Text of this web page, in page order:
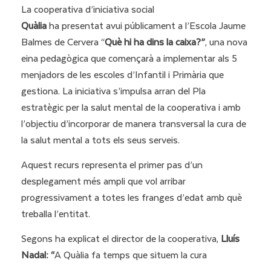
La cooperativa d’iniciativa social
Quàliaha presentat avui públicament a l’Escola Jaume
Balmes de Cervera “Què hi ha dins la caixa?”, una nova
eina pedagògica que començarà a implementar als 5
menjadors de les escoles d’Infantil i Primària que
gestiona. La iniciativa s’impulsa arran del Pla
estratègic per la salut mental de la cooperativa i amb
l’objectiu d’incorporar de manera transversal la cura de
la salut mental a tots els seus serveis.
Aquest recurs representa el primer pas d’un
desplegament més ampli que vol arribar
progressivament a totes les franges d’edat amb què
treballa l’entitat.
Segons ha explicat el director de la cooperativa, Lluís
Nadal: “A Quàlia fa temps que situem la cura